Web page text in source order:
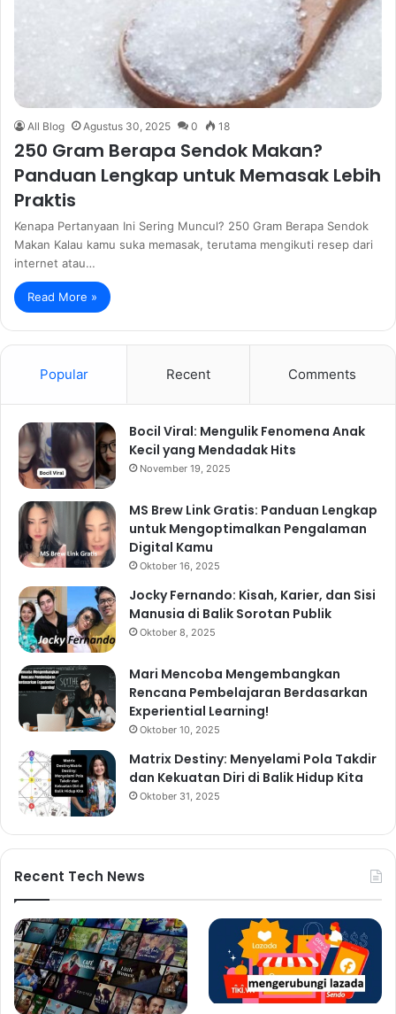
All Blog Agustus 30, 2025 0 18
250 Gram Berapa Sendok Makan?
Panduan Lengkap untuk Memasak Lebih
Praktis
Kenapa Pertanyaan Ini Sering Muncul? 250 Gram Berapa Sendok
Makan Kalau kamu suka memasak, terutama mengikuti resep dari
internet atau…
Read More »
Popular Recent Comments
Bocil Viral: Mengulik Fenomena Anak
Kecil yang Mendadak Hits
November 19, 2025
MS Brew Link Gratis: Panduan Lengkap
untuk Mengoptimalkan Pengalaman
Digital Kamu
Oktober 16, 2025
Jocky Fernando: Kisah, Karier, dan Sisi
Manusia di Balik Sorotan Publik
Oktober 8, 2025
Mari Mencoba Mengembangkan
Rencana Pembelajaran Berdasarkan
Experiential Learning!
Oktober 10, 2025
Matrix Destiny: Menyelami Pola Takdir
dan Kekuatan Diri di Balik Hidup Kita
Oktober 31, 2025
Recent Tech News